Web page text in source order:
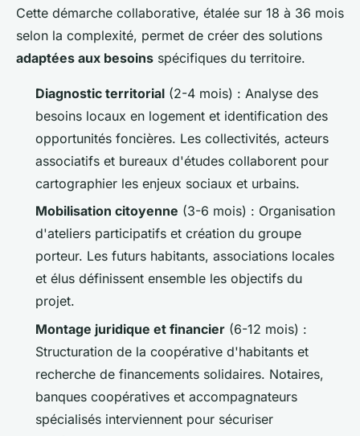
Cette démarche collaborative, étalée sur 18 à 36 mois
selon la complexité, permet de créer des solutions
adaptées aux besoins spécifiques du territoire.
Diagnostic territorial (2-4 mois) : Analyse des
besoins locaux en logement et identification des
opportunités foncières. Les collectivités, acteurs
associatifs et bureaux d'études collaborent pour
cartographier les enjeux sociaux et urbains.
Mobilisation citoyenne (3-6 mois) : Organisation
d'ateliers participatifs et création du groupe
porteur. Les futurs habitants, associations locales
et élus définissent ensemble les objectifs du
projet.
Montage juridique et financier (6-12 mois) :
Structuration de la coopérative d'habitants et
recherche de financements solidaires. Notaires,
banques coopératives et accompagnateurs
spécialisés interviennent pour sécuriser